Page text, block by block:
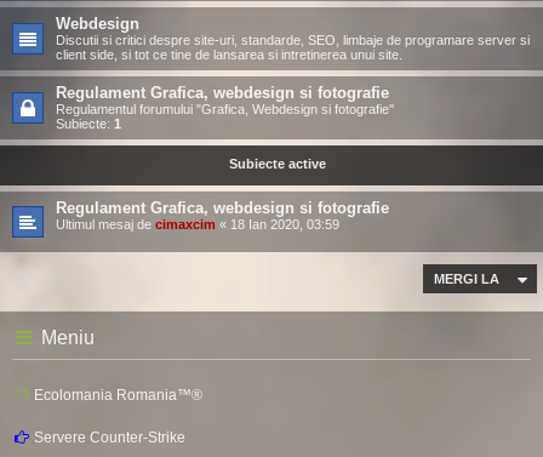
Webdesign
Discutii si critici despre site-uri, standarde, SEO, limbaje de programare server si
client side, si tot ce tine de lansarea si intretinerea unui site.
Regulament Grafica, webdesign si fotografie
Regulamentul forumului "Grafica, Webdesign si fotografie"
Subiecte: 1
Subiecte active
Regulament Grafica, webdesign si fotografie
Ultimul mesaj de cimaxcim « 18 Ian 2020, 03:59
MERGI LA
Meniu
Ecolomania Romania™®
Servere Counter-Strike